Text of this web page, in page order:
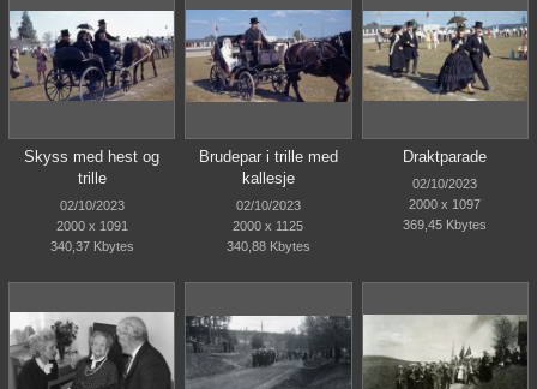
Skyss med hest og
trille
02/10/2023
2000 x 1091
340,37 Kbytes
Brudepar i trille med
kallesje
02/10/2023
2000 x 1125
340,88 Kbytes
Draktparade
02/10/2023
2000 x 1097
369,45 Kbytes